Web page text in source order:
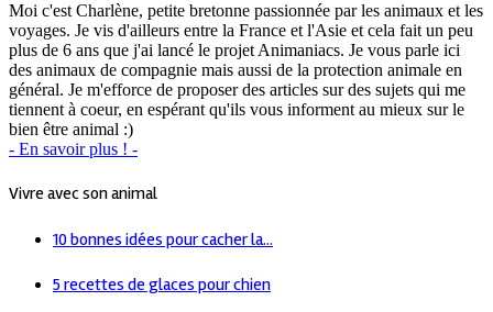
Moi c'est Charlène, petite bretonne passionnée par les animaux et les
voyages. Je vis d'ailleurs entre la France et l'Asie et cela fait un peu
plus de 6 ans que j'ai lancé le projet Animaniacs. Je vous parle ici
des animaux de compagnie mais aussi de la protection animale en
général. Je m'efforce de proposer des articles sur des sujets qui me
tiennent à coeur, en espérant qu'ils vous informent au mieux sur le
bien être animal :)
- En savoir plus ! -
Vivre avec son animal
10 bonnes idées pour cacher la...
5 recettes de glaces pour chien